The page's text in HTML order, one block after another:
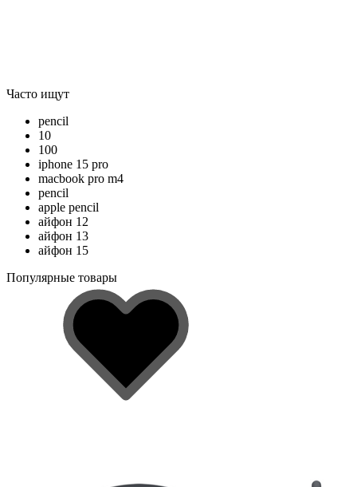
Часто ищут
pencil
10
100
iphone 15 pro
macbook pro m4
pencil
apple pencil
айфон 12
айфон 13
айфон 15
Популярные товары